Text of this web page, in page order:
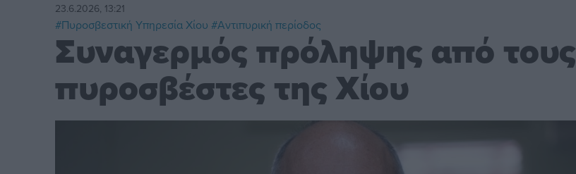
23.6.2026, 13:21
#Πυροσβεστική Υπηρεσία Χίου #Αντιπυρική περίοδος
Συναγερμός πρόληψης από τους
πυροσβέστες της Χίου